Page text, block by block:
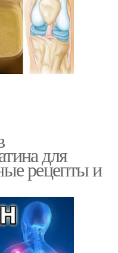
для
рецепты и